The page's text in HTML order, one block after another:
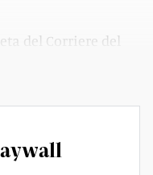
del Corriere del